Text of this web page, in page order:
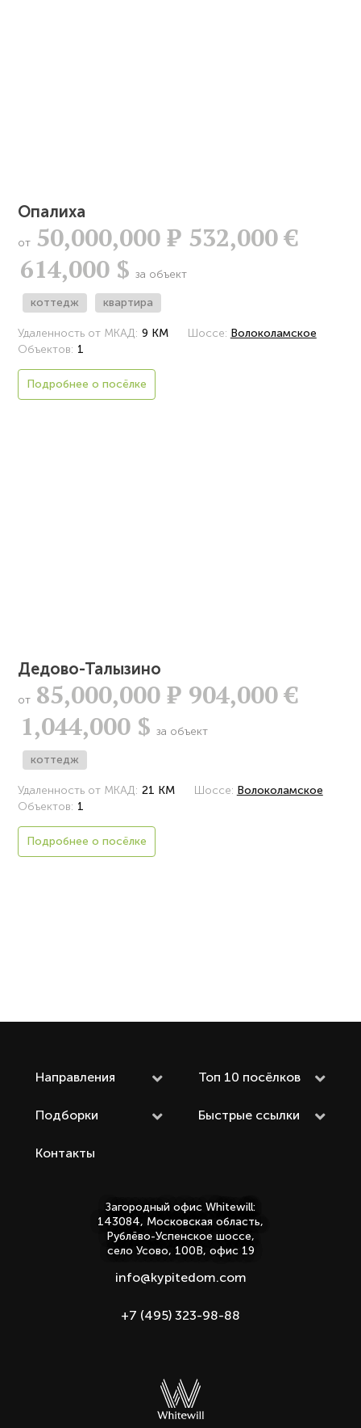
Опалиха
от 50,000,000Р 532,000 €
614,000 $ за объект
коттедж квартира
Удаленность от МКАД: 9 КМ Шоссе: Волоколамское
Объектов: 1
Подробнее о посёлке
Дедово-Талызино
от 85,000,000Р 904,000 €
1,044,000 $ за объект
коттедж
Удаленность от МКАД: 21 КМ Шоссе: Волоколамское
Объектов: 1
Подробнее о посёлке
Направления Топ 10 посёлков
Подборки Быстрые ссылки
Контакты
Загородный офис Whitewill:
143084, Московская область,
Рублёво-Успенское шоссе,
село Усово, 100В, офис 19
info@kypitedom.com
+7 (495) 323-98-88